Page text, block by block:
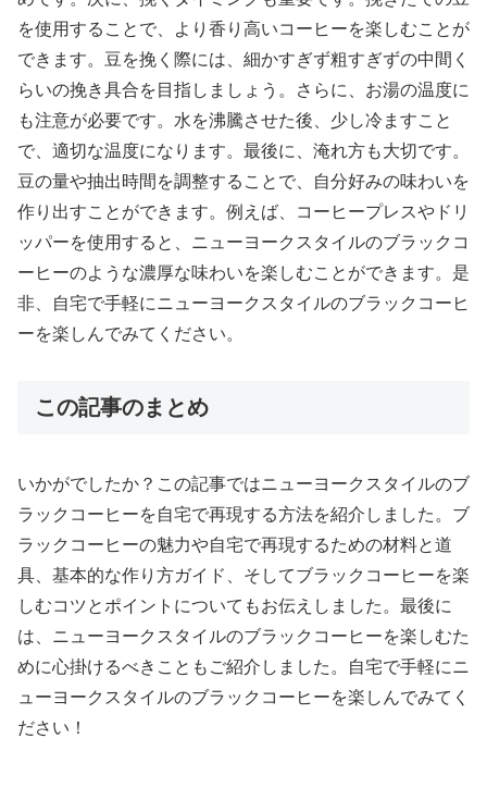
を使用することで、より香り高いコーヒーを楽しむことが
できます。豆を挽く際には、細かすぎず粗すぎずの中間く
らいの挽き具合を目指しましょう。さらに、お湯の温度に
も注意が必要です。水を沸騰させた後、少し冷ますこと
で、適切な温度になります。最後に、淹れ方も大切です。
豆の量や抽出時間を調整することで、自分好みの味わいを
作り出すことができます。例えば、コーヒープレスやドリ
ッパーを使用すると、ニューヨークスタイルのブラックコ
ーヒーのような濃厚な味わいを楽しむことができます。是
非、自宅で手軽にニューヨークスタイルのブラックコーヒ
ーを楽しんでみてください。
この記事のまとめ
いかがでしたか？この記事ではニューヨークスタイルのブ
ラックコーヒーを自宅で再現する方法を紹介しました。ブ
ラックコーヒーの魅力や自宅で再現するための材料と道
具、基本的な作り方ガイド、そしてブラックコーヒーを楽
しむコツとポイントについてもお伝えしました。最後に
は、ニューヨークスタイルのブラックコーヒーを楽しむた
めに心掛けるべきこともご紹介しました。自宅で手軽にニ
ューヨークスタイルのブラックコーヒーを楽しんでみてく
ださい！